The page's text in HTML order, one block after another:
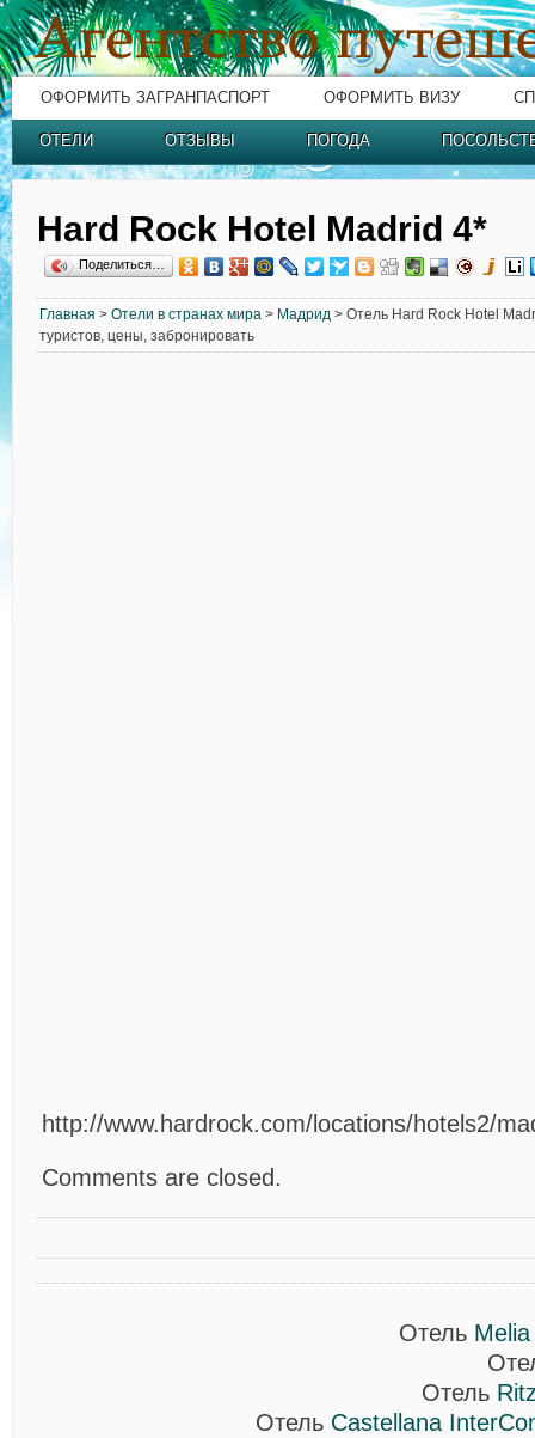
ОФОРМИТЬ ЗАГРАНПАСПОРТ ОФОРМИТЬ ВИЗУ
ОТЕЛИ ОТЗЫВЫ ПОГОДА
Hard Rock Hotel Madrid 4*
Поделиться…
Главная > Отели в странах мира > Мадрид > Отель Hard Rock Hotel
туристов, цены, забронировать
http://www.hardrock.com/locations/hotels2/
Comments are closed.
Отель
Отель
Отель Castellana